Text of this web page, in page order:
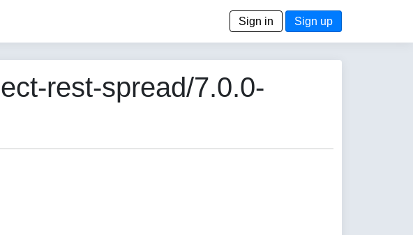
Sign in Sign up
rest-spread/7.0.0-